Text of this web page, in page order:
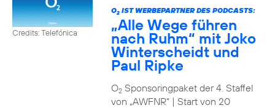
Credits: Telefónica
O2IST WERBEPARTNER DES PODCASTS:
„Alle Wege führen
nach Ruhm“ mit Joko
Winterscheidt und
Paul Ripke
O2Sponsoringpaket der 4. Staffel
von „AWFNR“ | Start von 20